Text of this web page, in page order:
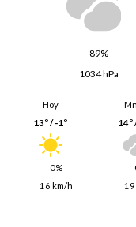
89%
1034 hPa
Hoy
13º / -1º
0%
16 km/h
14º